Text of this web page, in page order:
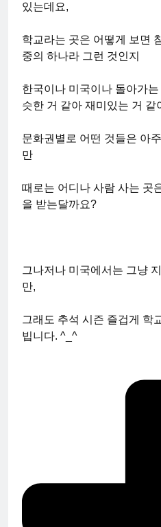
있는데요,
학교라는 곳은 어떻게 보면
중의 하나라 그런 것인지
한국이나 미국이나 돌아가는
슷한 거 같아 재미있는 거 같
문화권별로 어떤 것들은 아
만
때로는 어디나 사람 사는 곳
을 받는달까요?
그나저나 미국에서는 그냥
만,
그래도 추석 시즌 즐겁게 학
빕니다. ^_^